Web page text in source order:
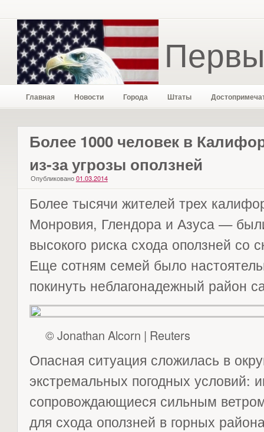
Главная Новости Города Штаты
Более 1000 человек в
из-за угрозы оползней
Опубликовано 01.03.2014
Более тысячи жителей трех
Монровия, Глендора и Азуса —
высокого риска схода оползней со
Еще сотням семей было
покинуть неблагонадежный район
© Jonathan Alcorn | Reuters
Опасная ситуация сложилась в
экстремальных погодных условий:
сопровождающиеся сильным
для схода оползней в горных